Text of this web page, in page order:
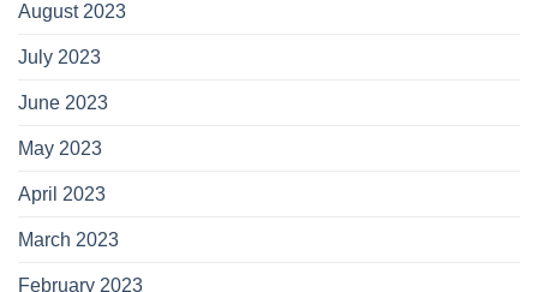
August 2023
July 2023
June 2023
May 2023
April 2023
March 2023
February 2023